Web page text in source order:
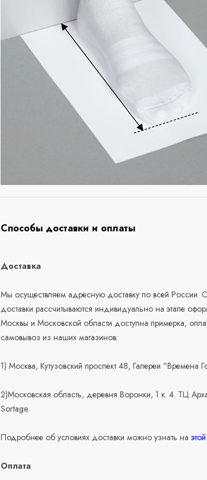
Способы доставки и оплаты
Доставка
Мы осуществляем адресную доставку по всей России.
доставки рассчитываются индивидуально на этапе
Москвы и Московской области доступна примерка,
самовывоз из наших магазинов:
1) Москва, Кутузовский проспект 48, Галереи "Времена
2)Московская область, деревня Воронки, 1 к. 4. ТЦ
Sortage.
Подробнее об условиях доставки можно узнать на
Оплата